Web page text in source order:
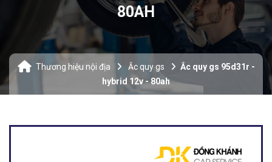
80AH
Thương hiệu nội địa Ắc quy gs
Ắc quy gs 95d31r -
hybrid 12v - 80ah